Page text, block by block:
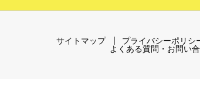
サイトマップ プライバシーポリシ
よくある質問・お問い